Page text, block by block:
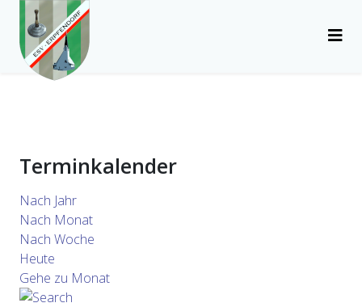
Terminkalender
Nach Jahr
Nach Monat
Nach Woche
Heute
Gehe zu Monat